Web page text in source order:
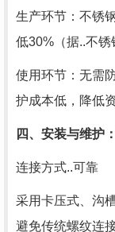
生产环节：不锈
低30%（据..不锈
使用环节：无需
护成本低，降低
四、安装与维护
连接方式..可靠
采用卡压式、沟
避免传统螺纹连